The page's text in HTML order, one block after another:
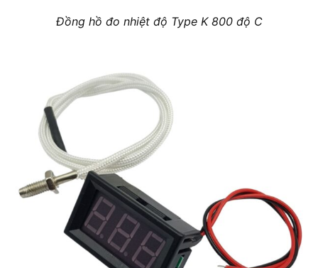
Đồng hồ đo nhiệt độ Type K 800 độ C